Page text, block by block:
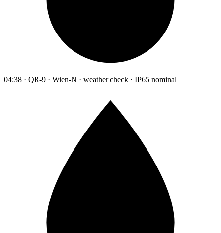
04:38 · QR-9 · Wien-N · weather check · IP65 nominal